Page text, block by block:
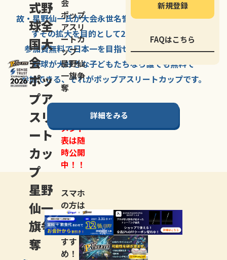
式野
球全
国大
会
ポッ
プア
スリ
ート
カッ
プ
星野
仙一
旗争
奪
会
ポップ
アスリ
ートカ
ップ
星野仙
一旗争
奪
メント
表は随
時公開
中！！
スマホ
の方は
LINE登
録がお
すす
め！
新規登録
FAQはこちら
故・星野仙一氏が大会永世名誉会長を務める、野球の
すその拡大を目的として2007年に
参加費無料で日本一を目指せる唯一の野球大会。
野球が大好きな子どもたちなら誰でも無料で
参加できる、それがポップアスリートカップです。
詳細をみる